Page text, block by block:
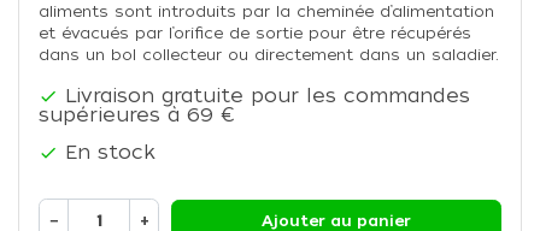
aliments sont introduits par la cheminée d’alimentation
et évacués par l’orifice de sortie pour être récupérés
dans un bol collecteur ou directement dans un saladier.
 Livraison gratuite pour les commandes
supérieures à 69 €
 En stock
− + Ajouter au panier